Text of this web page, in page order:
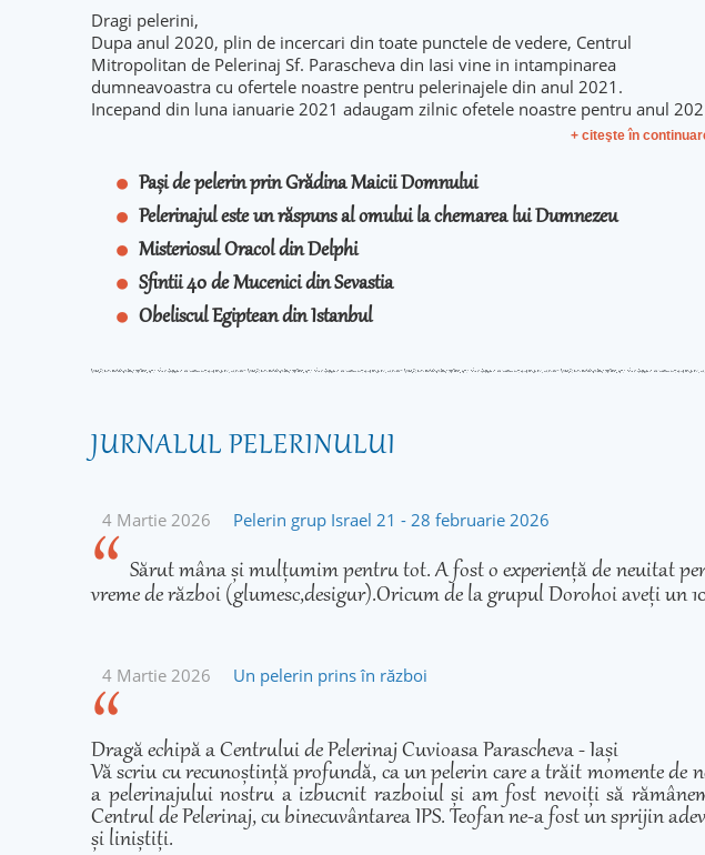
Dragi pelerini,
Dupa anul 2020, plin de incercari din toate punctele de vedere, Centrul
Mitropolitan de Pelerinaj Sf. Parascheva din Iasi vine in intampinarea
dumneavoastra cu ofertele noastre pentru pelerinajele din anul 2021.
Incepand din luna ianuarie 2021 adaugam zilnic ofetele noastre pentru anul
+ citeşte în
Pași de pelerin prin Grădina Maicii Domnului
Pelerinajul este un răspuns al omului la chemarea lui Dumnezeu
Misteriosul Oracol din Delphi
Sfintii 40 de Mucenici din Sevastia
Obeliscul Egiptean din Istanbul
JURNALUL PELERINULUI
4 Martie 2026 Pelerin grup Israel 21 - 28 februarie 2026
Sărut mâna și mulțumim pentru tot. A fost o experiență de neuitat
vreme de război (glumesc,desigur).Oricum de la grupul Dorohoi aveți un
4 Martie 2026 Un pelerin prins în război
Dragă echipă a Centrului de Pelerinaj Cuvioasa Parascheva - Iași
Vă scriu cu recunoștință profundă, ca un pelerin care a trăit momente
a pelerinajului nostru a izbucnit razboiul și am fost nevoiți să
Centrul de Pelerinaj, cu binecuvântarea IPS. Teofan ne-a fost un sprijin
și liniștiți.